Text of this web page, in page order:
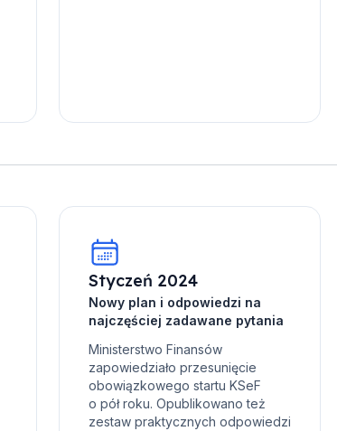
Styczeń 2024
Nowy plan i odpowiedzi na
najczęściej zadawane pytania
Ministerstwo Finansów
zapowiedziało przesunięcie
obowiązkowego startu KSeF
o pół roku. Opublikowano też
zestaw praktycznych odpowiedzi